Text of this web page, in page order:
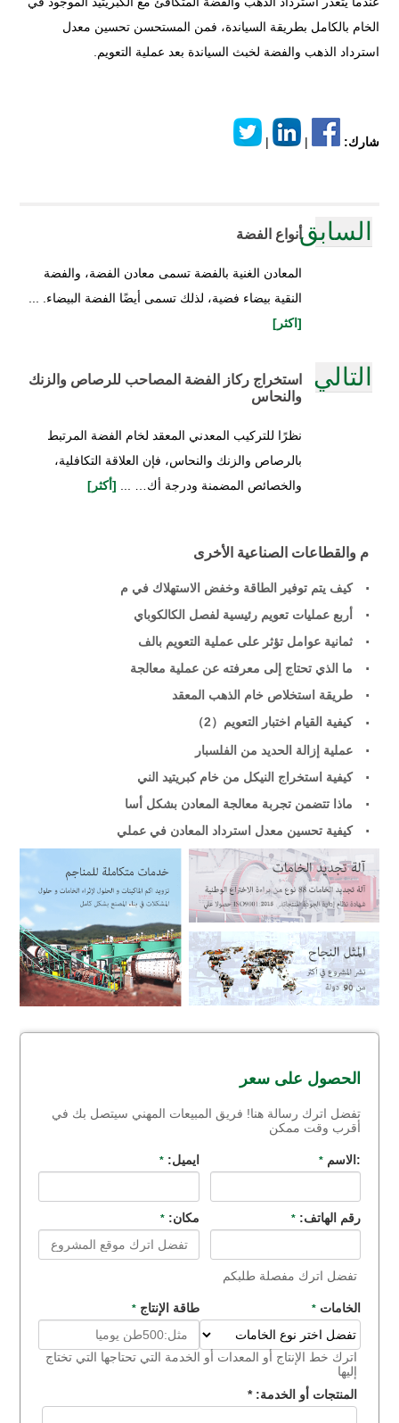
الخام بالكامل بطريقة السياندة، فمن المستحسن تحسين معدل
استرداد الذهب والفضة لخبث السياندة بعد عملية التعويم.
شارك: |
|
السابقأنواع الفضة
المعادن الغنية بالفضة تسمى معادن الفضة، والفضة
النقية بيضاء فضية، لذلك تسمى أيضًا الفضة البيضاء. ...
[اكثر]
التالي
استخراج ركاز الفضة المصاحب للرصاص والزنك
والنحاس
نظرًا للتركيب المعدني المعقد لخام الفضة المرتبط
بالرصاص والزنك والنحاس، فإن العلاقة التكافلية،
والخصائص المضمنة ودرجة أك… ...
[أكثر]
م والقطاعات الصناعية الأخرى
كيف يتم توفير الطاقة وخفض الاستهلاك في م
أربع عمليات تعويم رئيسية لفصل الكالكوباي
ثمانية عوامل تؤثر على عملية التعويم بالف
ما الذي تحتاج إلى معرفته عن عملية معالجة
طريقة استخلاص خام الذهب المعقد
كيفية القيام اختبار التعويم（2）
عملية إزالة الحديد من الفلسبار
كيفية استخراج النيكل من خام كبريتيد الني
ماذا تتضمن تجربة معالجة المعادن بشكل أسا
كيفية تحسين معدل استرداد المعادن في عملي
الحصول على سعر
تفضل اترك رسالة هنا! فريق المبيعات المهني سيتصل بك في
أقرب وقت ممكن
:الاسم* ايميل: *
رقم الهاتف:* مكان: *
تفضل اترك مفصلة طلبكم
الخامات* طاقة الإنتاج *
اترك خط الإنتاج أو المعدات أو الخدمة التي تحتاجها التي تختاج
إليها
المنتجات أو الخدمة:*